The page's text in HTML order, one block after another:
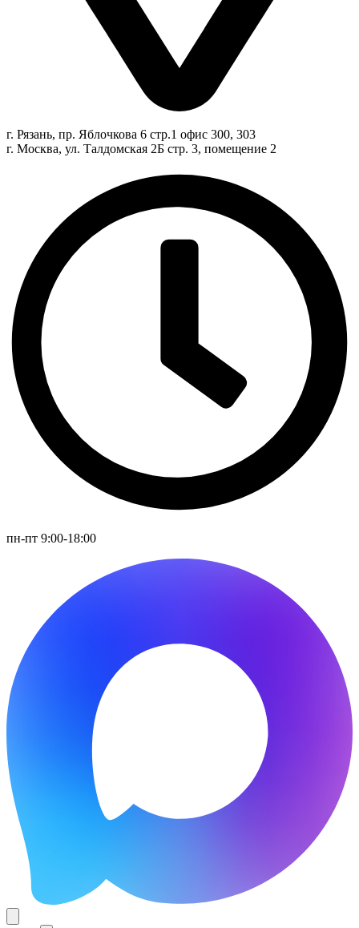
г. Рязань, пр. Яблочкова 6 стр.1 офис 300, 303
г. Москва, ул. Талдомская 2Б стр. 3, помещение 2
пн-пт 9:00-18:00